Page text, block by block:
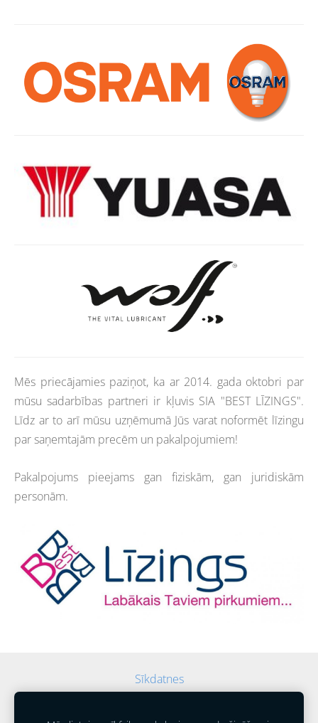
Mēs priecājamies paziņot, ka ar 2014. gada oktobri par
mūsu sadarbības partneri ir kļuvis SIA "BEST LĪZINGS".
Līdz ar to arī mūsu uzņēmumā Jūs varat noformēt līzingu
par saņemtajām precēm un pakalpojumiem!
Pakalpojums pieejams gan fiziskām, gan juridiskām
personām.
Sīkdatnes